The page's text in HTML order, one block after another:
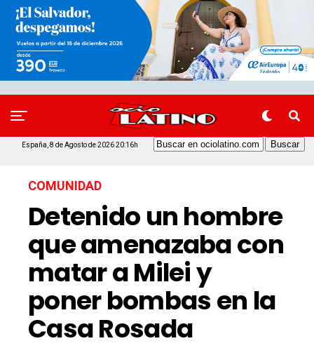
España, 8 de Agosto de 2026 20:16h
COMUNIDAD
Detenido un hombre
que amenazaba con
matar a Milei y
poner bombas en la
Casa Rosada